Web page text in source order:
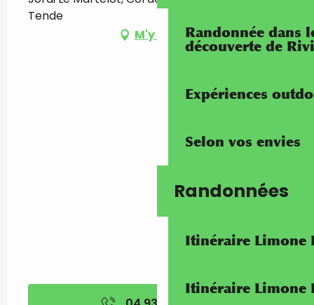
Randonnée dans
découverte de
Expériences
Selon vos envies
Randonnées
Itinéraire Limone
Itinéraire Limone
Tende
M'y rendre